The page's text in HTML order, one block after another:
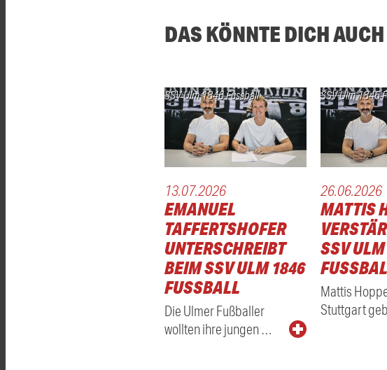
DAS KÖNNTE DICH
SSV Ulm 1846 Fussball
13.07.2026
EMANUEL
TAFFERTSHOFER
UNTERSCHREIBT
BEIM SSV ULM 1846
FUSSBALL
Die Ulmer Fußballer
wollten ihre jungen …
SSV Ulm 1846
26.06.2026
MATTIS
SSV
Mattis
Stuttgart